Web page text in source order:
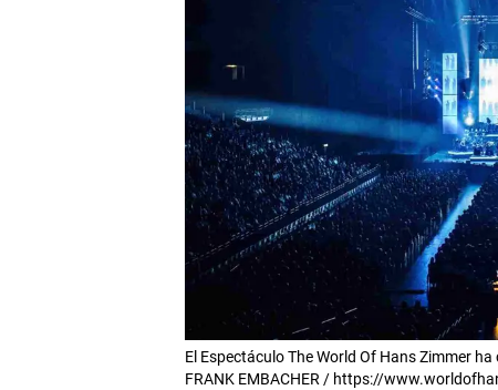
El Espectáculo The World Of Hans Zimmer
FRANK EMBACHER / https://